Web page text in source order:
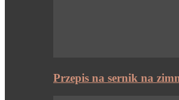
Przepis na sernik na